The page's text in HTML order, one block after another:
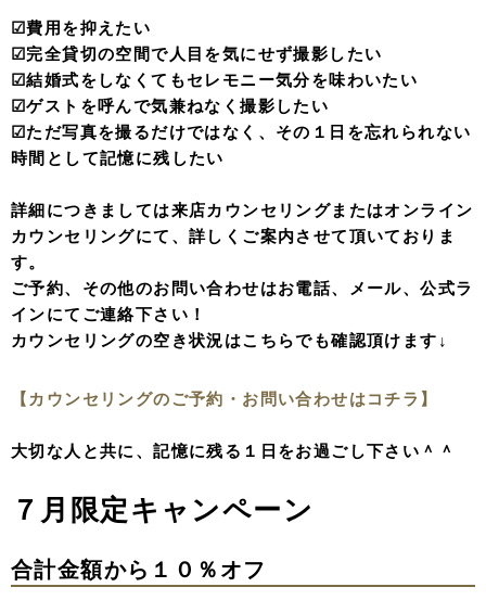
☑︎費用を抑えたい
☑︎完全貸切の空間で人目を気にせず撮影したい
☑︎結婚式をしなくてもセレモニー気分を味わいたい
☑︎︎ゲストを呼んで気兼ねなく撮影したい
☑︎︎ただ写真を撮るだけではなく、その１日を忘れられない
時間として記憶に残したい
詳細につきましては来店カウンセリングまたはオンライン
カウンセリングにて、詳しくご案内させて頂いておりま
す。
ご予約、その他のお問い合わせはお電話、メール、公式ラ
インにてご連絡下さい！
カウンセリングの空き状況はこちらでも確認頂けます↓
【カウンセリングのご予約・お問い合わせはコチラ】
大切な人と共に、記憶に残る１日をお過ごし下さい＾＾
７月限定キャンペーン
合計金額から１０％オフ